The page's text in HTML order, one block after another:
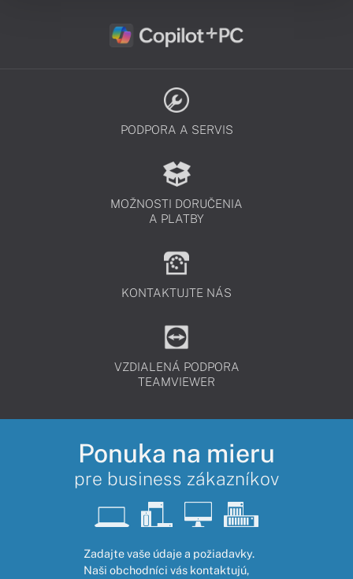
PODPORA A SERVIS
MOŽNOSTI DORUČENIA
A PLATBY
KONTAKTUJTE NÁS
VZDIALENÁ PODPORA
TEAMVIEWER
Ponuka na mieru
pre business zákazníkov
Zadajte vaše údaje a požiadavky.
Naši obchodníci vás kontaktujú,